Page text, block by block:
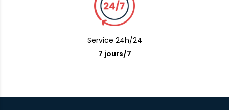
Service 24h/24
7 jours/7